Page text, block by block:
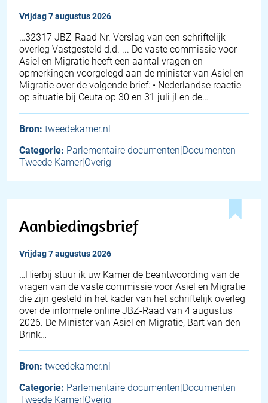
vrijdag 7 augustus 2026
… 32317 JBZ-Raad Nr. Verslag van een schriftelijk
overleg Vastgesteld d.d. ... De vaste commissie voor
Asiel en Migratie heeft een aantal vragen en
opmerkingen voorgelegd aan de minister van Asiel en
Migratie over de volgende brief: • Nederlandse reactie
op situatie bij Ceuta op 30 en 31 juli jl en de…
Bron: tweedekamer.nl
Categorie: Parlementaire documenten|Documenten
Tweede Kamer|Overig
Aanbiedingsbrief
vrijdag 7 augustus 2026
… Hierbij stuur ik uw Kamer de beantwoording van de
vragen van de vaste commissie voor Asiel en Migratie
die zijn gesteld in het kader van het schriftelijk overleg
over de informele online JBZ-Raad van 4 augustus
2026. De Minister van Asiel en Migratie, Bart van den
Brink…
Bron: tweedekamer.nl
Categorie: Parlementaire documenten|Documenten
Tweede Kamer|Overig